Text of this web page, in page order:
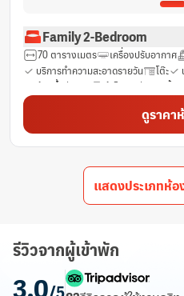
Family 2-Bedroom
70 ตารางเมตร เครื่องปรับอากาศ
บริการทำความสะอาดรายวัน
โต๊ะ
ห้องน้ำส่วนตัว
ตู้เย็น ช่องเคเบิ้ล
ห้องปล
ดูราคา
แสดงประเภทห้
รีวิวจากผู้เข้าพัก